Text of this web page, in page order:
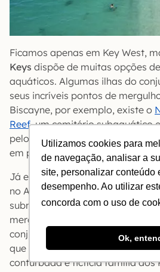
Utilizamos cookies para
de navegação, analisar a
site, personalizar conteúdo
desempenho. Ao utilizar
concorda com o uso de
Ok,
Ficamos apenas em Key West,
Keys dispõe de muitas opções
aquáticos. Algumas ilhas do
seus incríveis pontos de
Biscayne, por exemplo, existe o
Reef, um cemitério subaquático
pelo homem com o objetivo de
em prol da preservação da vida
Já em Key Largo tem a
no Abismo’, uma espécie de
submerso, também muito
mergulhadores. Islamorada,
conjunto, foi locação do seriado
que conta a história cheia de
conturbada e fictícia família dos